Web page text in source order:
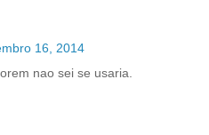
16, 2014
nao sei se usaria.